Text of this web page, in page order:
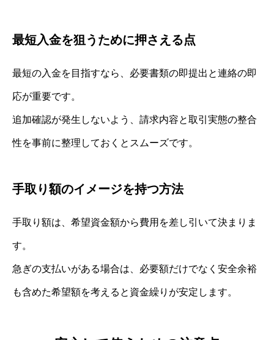
最短入金を狙うために押さえる点
最短の入金を目指すなら、必要書類の即提出と連絡の即
応が重要です。
追加確認が発生しないよう、請求内容と取引実態の整合
性を事前に整理しておくとスムーズです。
手取り額のイメージを持つ方法
手取り額は、希望資金額から費用を差し引いて決まりま
す。
急ぎの支払いがある場合は、必要額だけでなく安全余裕
も含めた希望額を考えると資金繰りが安定します。